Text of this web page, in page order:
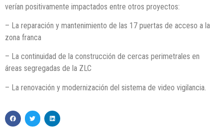
verían positivamente impactados entre otros proyectos:
– La reparación y mantenimiento de las 17 puertas de acceso a la
zona franca
– La continuidad de la construcción de cercas perimetrales en
áreas segregadas de la ZLC
– La renovación y modernización del sistema de video vigilancia.